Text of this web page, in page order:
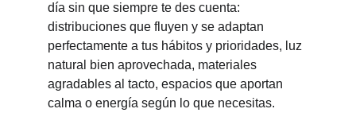
día sin que siempre te des cuenta:
distribuciones que fluyen y se adaptan
perfectamente a tus hábitos y prioridades, luz
natural bien aprovechada, materiales
agradables al tacto, espacios que aportan
calma o energía según lo que necesitas.